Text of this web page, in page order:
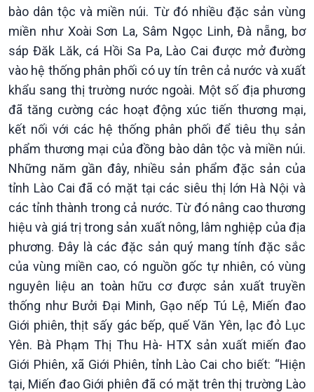
Chính trị
Tin Chính trị
Chính phủ với người dân
Quốc hội với cử tri
Xây dựng đảng
Đảng trong cuộc sống
Nhận diện sự thật
Pháp luật và đời sống
Thế giới
Tin thế giới
Vấn đề quốc tế
Hồ sơ sự kiện quốc tế
Thế giới & Việt Nam
Biên cương - Một dải vững
bền
bào dân tộc và miền núi. Từ đó nhiều đặc sản vùng
miền như Xoài Sơn La, Sâm Ngọc Linh, Đà nẵng, bơ
sáp Đăk Lăk, cá Hồi Sa Pa, Lào Cai được mở đường
vào hệ thống phân phối có uy tín trên cả nước và xuất
khẩu sang thị trường nước ngoài. Một số địa phương
đã tăng cường các hoạt động xúc tiến thương mại,
kết nối với các hệ thống phân phối để tiêu thụ sản
phẩm thương mại của đồng bào dân tộc và miền núi.
Những năm gần đây, nhiều sản phẩm đặc sản của
tỉnh Lào Cai đã có mặt tại các siêu thị lớn Hà Nội và
các tỉnh thành trong cả nước. Từ đó nâng cao thương
hiệu và giá trị trong sản xuất nông, lâm nghiệp của địa
phương. Đây là các đặc sản quý mang tính đặc sắc
của vùng miền cao, có nguồn gốc tự nhiên, có vùng
nguyên liệu an toàn hữu cơ được sản xuất truyền
thống như Bưởi Đại Minh, Gạo nếp Tú Lệ, Miến đao
Giới phiên, thịt sấy gác bếp, quế Văn Yên, lạc đỏ Lục
Yên. Bà Phạm Thị Thu Hà- HTX sản xuất miến đao
Giới Phiên, xã Giới Phiên, tỉnh Lào Cai cho biết: “Hiện
tại, Miến đao Giới phiên đã có mặt trên thị trường Lào